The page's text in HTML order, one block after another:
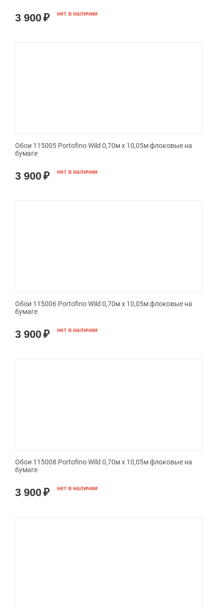
3 900₽ нет в наличии
Обои 115005 Portofino Wild 0,70м x 10,05м флоковые на
бумаге
3 900₽ нет в наличии
Обои 115006 Portofino Wild 0,70м x 10,05м флоковые на
бумаге
3 900₽ нет в наличии
Обои 115008 Portofino Wild 0,70м x 10,05м флоковые на
бумаге
3 900₽ нет в наличии